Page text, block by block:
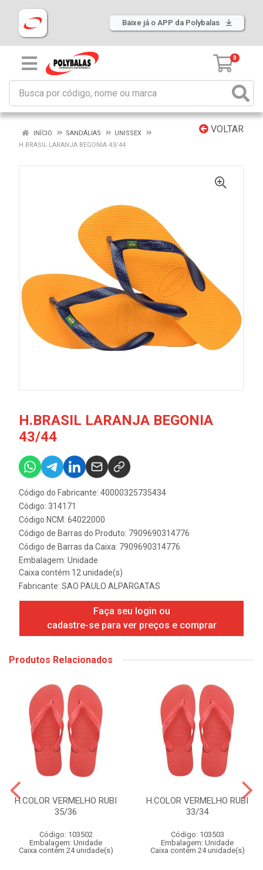
Baixe já o APP da Polybalas
0
VOLTAR
INÍCIO SANDÁLIAS
UNISSEX
H.BRASIL LARANJA BEGONIA 43/44
H.BRASIL LARANJA BEGONIA
43/44
Código do Fabricante: 40000325735434
Código: 314171
Código NCM: 64022000
Código de Barras do Produto: 7909690314776
Código de Barras da Caixa: 7909690314776
Embalagem: Unidade
Caixa contém 12 unidade(s)
Fabricante: SAO PAULO ALPARGATAS
Faça seu login ou
cadastre-se para ver preços e comprar
Produtos Relacionados
H.COLOR VERMELHO RUBI
35/36
Código: 103502
Embalagem: Unidade
Caixa contém 24 unidade(s)
H.COLOR VERMELHO RUBI
33/34
Código: 103503
Embalagem: Unidade
Caixa contém 24 unidade(s)